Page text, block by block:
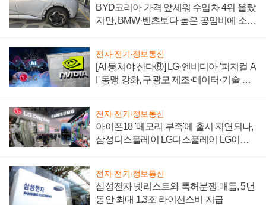
BYD코리아 가격 앞세워 수입차 4위 올랐
지만, BMW·벤츠보다 높은 공임비에 소비
전자·전기·정보통신
[AI 뭉쳐야 산다⑧] LG·엔비디아 '피지컬 A
I' 동맹 강화, 구광모 제조·데이터·기술 결
전자·전기·정보통신
아이폰18 '메모리 부족'에 출시 지연되나,
삼성디스플레이 LG디스플레이 LG이노
전자·전기·정보통신
삼성전자 넷리스트와 특허분쟁 매듭, 5년
동안 최대 1.3조 라이선스비 지급